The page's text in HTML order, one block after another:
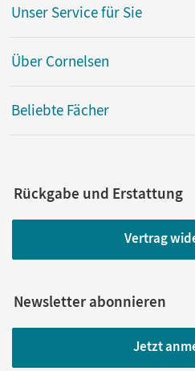
Unser Service für Sie
Über Cornelsen
Beliebte Fächer
Rückgabe und Erstattung
Vertrag
Newsletter abonnieren
Jetzt